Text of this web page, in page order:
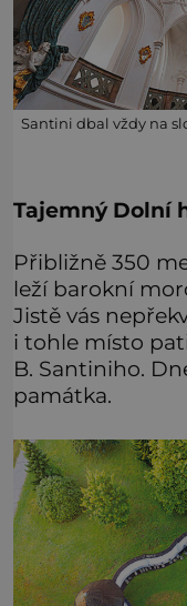
Santini dbal vždy na
Tajemný Dolní
Přibližně 350
leží barokní
Jistě vás
i tohle místo
B. Santiniho.
památka.